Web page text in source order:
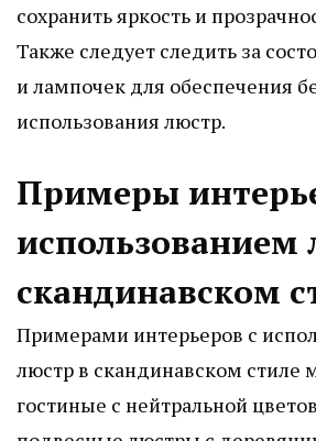
сохранить яркость и
Также следует следить за
и лампочек для обеспечения
использования люстр.
Примеры
использованием
скандинавском
Примерами интерьеров с
люстр в скандинавском стиле
гостиные с нейтральной